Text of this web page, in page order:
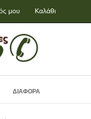
μου Καλάθι
ΔΙΑΦΟΡΑ